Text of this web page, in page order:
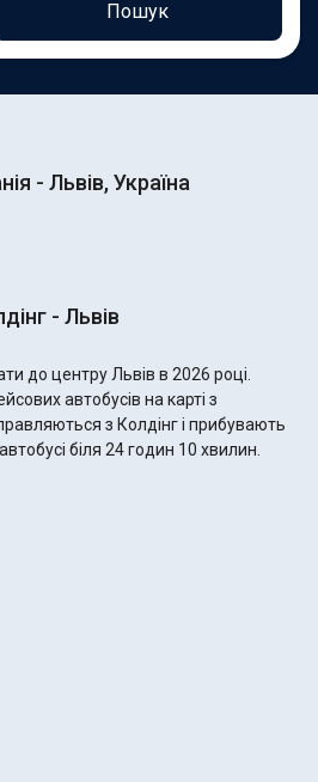
Пошук
- Львів, Україна
- Львів
до центру Львів в 2026 році.
автобусів на карті з
з Колдінг і прибувають
біля 24 годин 10 хвилин.